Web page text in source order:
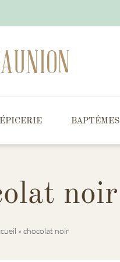
ÉPICERIE BAPTÊMES
noir
» chocolat noir